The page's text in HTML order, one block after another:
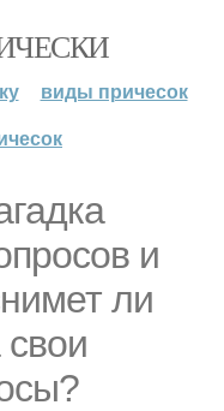
виды причесок
и
ли